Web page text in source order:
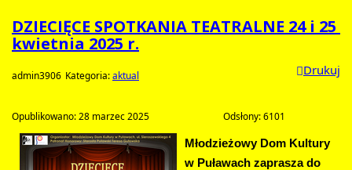
DZIECIĘCE SPOTKANIA TEATRALNE 24 i 25
Drukuj
admin3906 Kategoria: aktual
Odsłony: 6101
Młodzieżowy Dom Kultury
w Puławach zaprasza do